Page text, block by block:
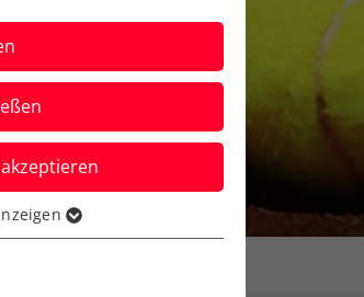
Funktionen der
dass die Webseite